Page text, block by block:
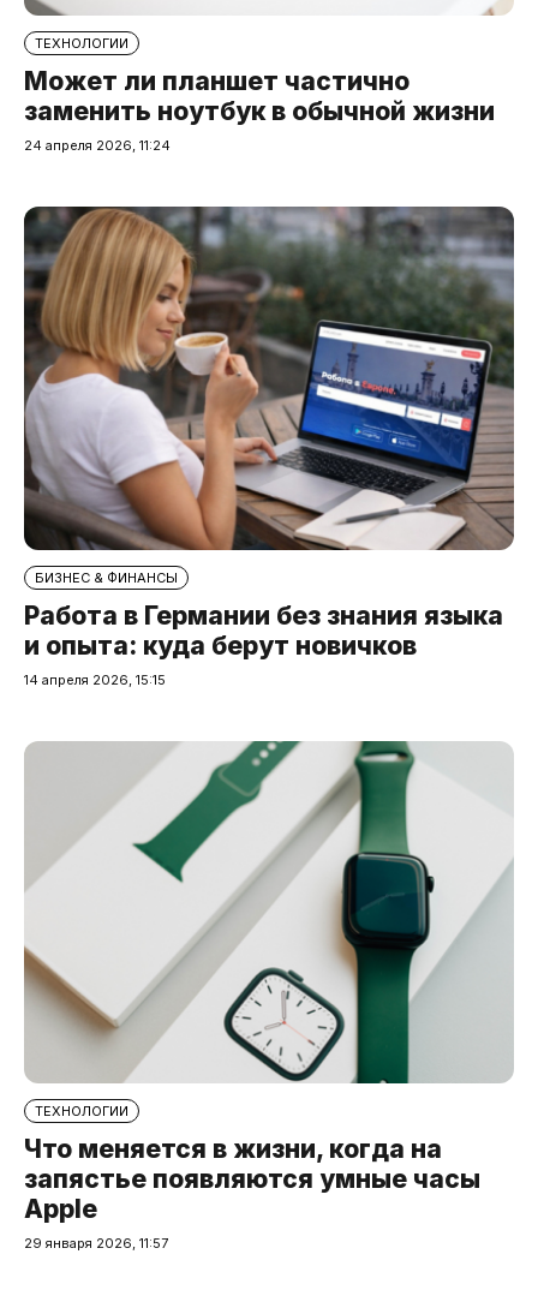
ТЕХНОЛОГИИ
Может ли планшет частично
заменить ноутбук в обычной жизни
24 апреля 2026, 11:24
БИЗНЕС & ФИНАНСЫ
Работа в Германии без знания языка
и опыта: куда берут новичков
14 апреля 2026, 15:15
ТЕХНОЛОГИИ
Что меняется в жизни, когда на
запястье появляются умные часы
Apple
29 января 2026, 11:57